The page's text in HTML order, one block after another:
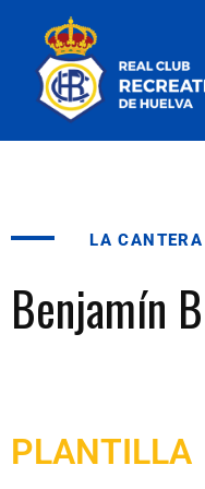
LA CANTERA
Benjamín B
PLANTILLA